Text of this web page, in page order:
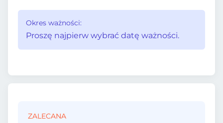
Okres ważności:
Proszę najpierw wybrać datę ważności.
ZALECANA